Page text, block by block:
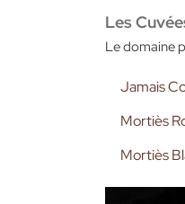
Les
Le domaine
Jamais
Mortiès
Mortiès